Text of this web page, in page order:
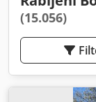
(15.056)